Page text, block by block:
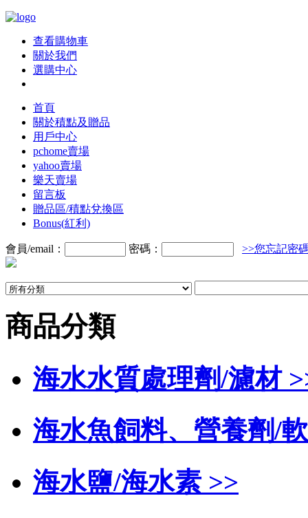
查看購物車
關於我們
選購中心
首頁
關於積點及贈品
用戶中心
pchome賣場
yahoo賣場
樂天賣場
留言板
贈品區/積點兌換區
Bonus(紅利)
會員/email： 密碼： >>您忘記密
商品分類
海水水質處理劑/濾材
海水魚飼料、營養劑/
海水鹽/海水素 >>